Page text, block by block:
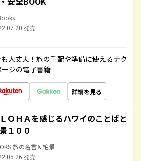
発売
大丈夫！旅の手配や準備に使えるテク
ジの電子書籍
詳細を見る
ＯＨＡを感じるハワイのことばと
１００
旅の名言＆絶景
発売